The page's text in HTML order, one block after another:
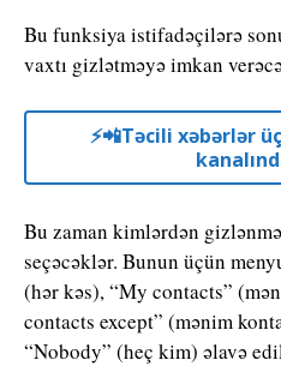
Bu funksiya istifadəçilərə
vaxtı gizlətməyə imkan
⚡️📲Təcili xəbərlər
Bu zaman kimlərdən
seçəcəklər. Bunun üçün
(hər kəs), “My contacts”
contacts except” (mənim
“Nobody” (heç kim) əlavə